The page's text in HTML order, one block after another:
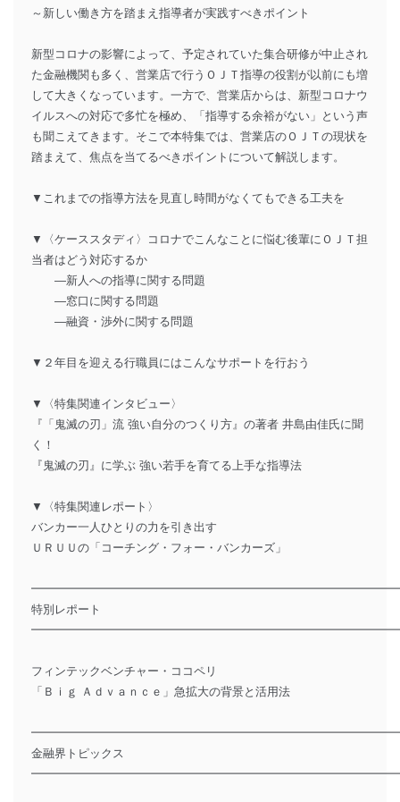
～新しい働き方を踏まえ指導者が実践すべきポイント
新型コロナの影響によって、予定されていた集合研修が中止され
た金融機関も多く、営業店で行うＯＪＴ指導の役割が以前にも増
して大きくなっています。一方で、営業店からは、新型コロナウ
イルスへの対応で多忙を極め、「指導する余裕がない」という声
も聞こえてきます。そこで本特集では、営業店のＯＪＴの現状を
踏まえて、焦点を当てるべきポイントについて解説します。
▼これまでの指導方法を見直し時間がなくてもできる工夫を
▼〈ケーススタディ〉コロナでこんなことに悩む後輩にＯＪＴ担
当者はどう対応するか
―新人への指導に関する問題
―窓口に関する問題
―融資・渉外に関する問題
▼２年目を迎える行職員にはこんなサポートを行おう
▼〈特集関連インタビュー〉
『「鬼滅の刃」流 強い自分のつくり方』の著者 井島由佳氏に聞
く！
『鬼滅の刃』に学ぶ 強い若手を育てる上手な指導法
▼〈特集関連レポート〉
バンカー一人ひとりの力を引き出す
ＵＲＵＵの「コーチング・フォー・バンカーズ」
特別レポート
フィンテックベンチャー・ココペリ
「Ｂｉｇ Ａｄｖａｎｃｅ」急拡大の背景と活用法
金融界トピックス